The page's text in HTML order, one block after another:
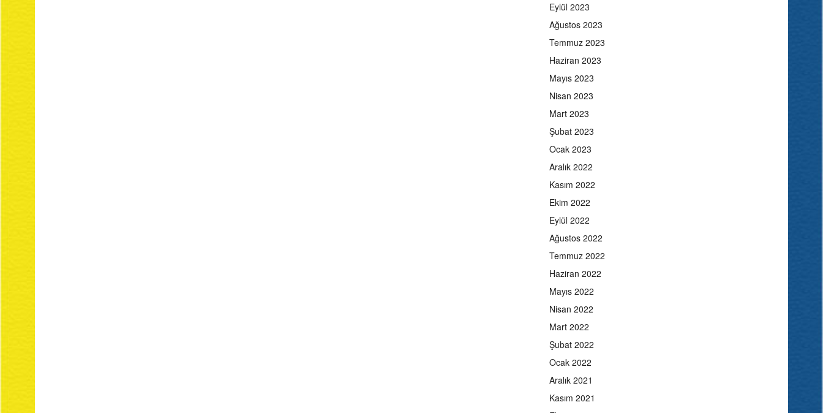
Eylül 2023
Ağustos 2023
Temmuz 2023
Haziran 2023
Mayıs 2023
Nisan 2023
Mart 2023
Şubat 2023
Ocak 2023
Aralık 2022
Kasım 2022
Ekim 2022
Eylül 2022
Ağustos 2022
Temmuz 2022
Haziran 2022
Mayıs 2022
Nisan 2022
Mart 2022
Şubat 2022
Ocak 2022
Aralık 2021
Kasım 2021